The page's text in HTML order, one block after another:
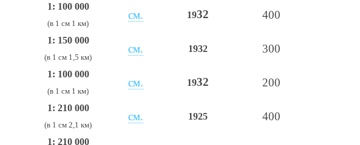
1: 100 000
(в 1 см 1 км)
см. 1932 400
1: 150 000
(в 1 см 1,5 км)
см. 1932 300
1: 100 000
(в 1 см 1 км)
см. 1932 200
1: 210 000
(в 1 см 2, 1 км)
см. 1925
400
1: 210 000